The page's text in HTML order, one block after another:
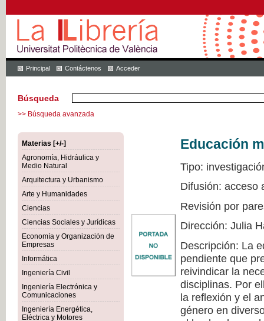
Principal Contáctenos Acceder
Búsqueda
>> Búsqueda avanzada
Materias [+/-]
Agronomía, Hidráulica y
Medio Natural
Arquitectura y Urbanismo
Arte y Humanidades
Ciencias
Ciencias Sociales y Jurídicas
Economía y Organización de
Empresas
Informática
Ingeniería Civil
Ingeniería Electrónica y
Comunicaciones
Ingeniería Energética,
Eléctrica y Motores
Educación
Tipo:
Difusión: acceso
Revisión por
Dirección: Julia
Descripción: La
pendiente que
reivindicar la
disciplinas. Por
la reflexión y el
género en